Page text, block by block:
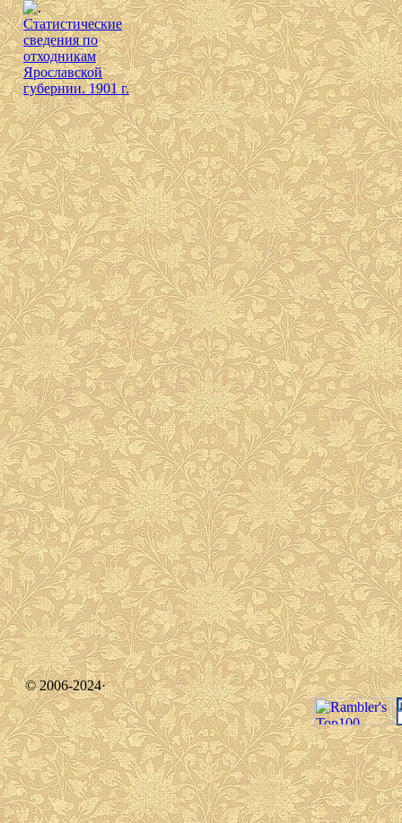
Cтатистические
сведения по
отходникам
Ярославской
губернии. 1901 г.
© 2006-2024·